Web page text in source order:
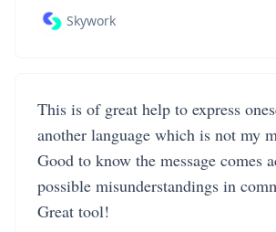
Skywork
This is of great help to express
another language which is not my
Good to know the message comes
possible misunderstandings in
Great tool!